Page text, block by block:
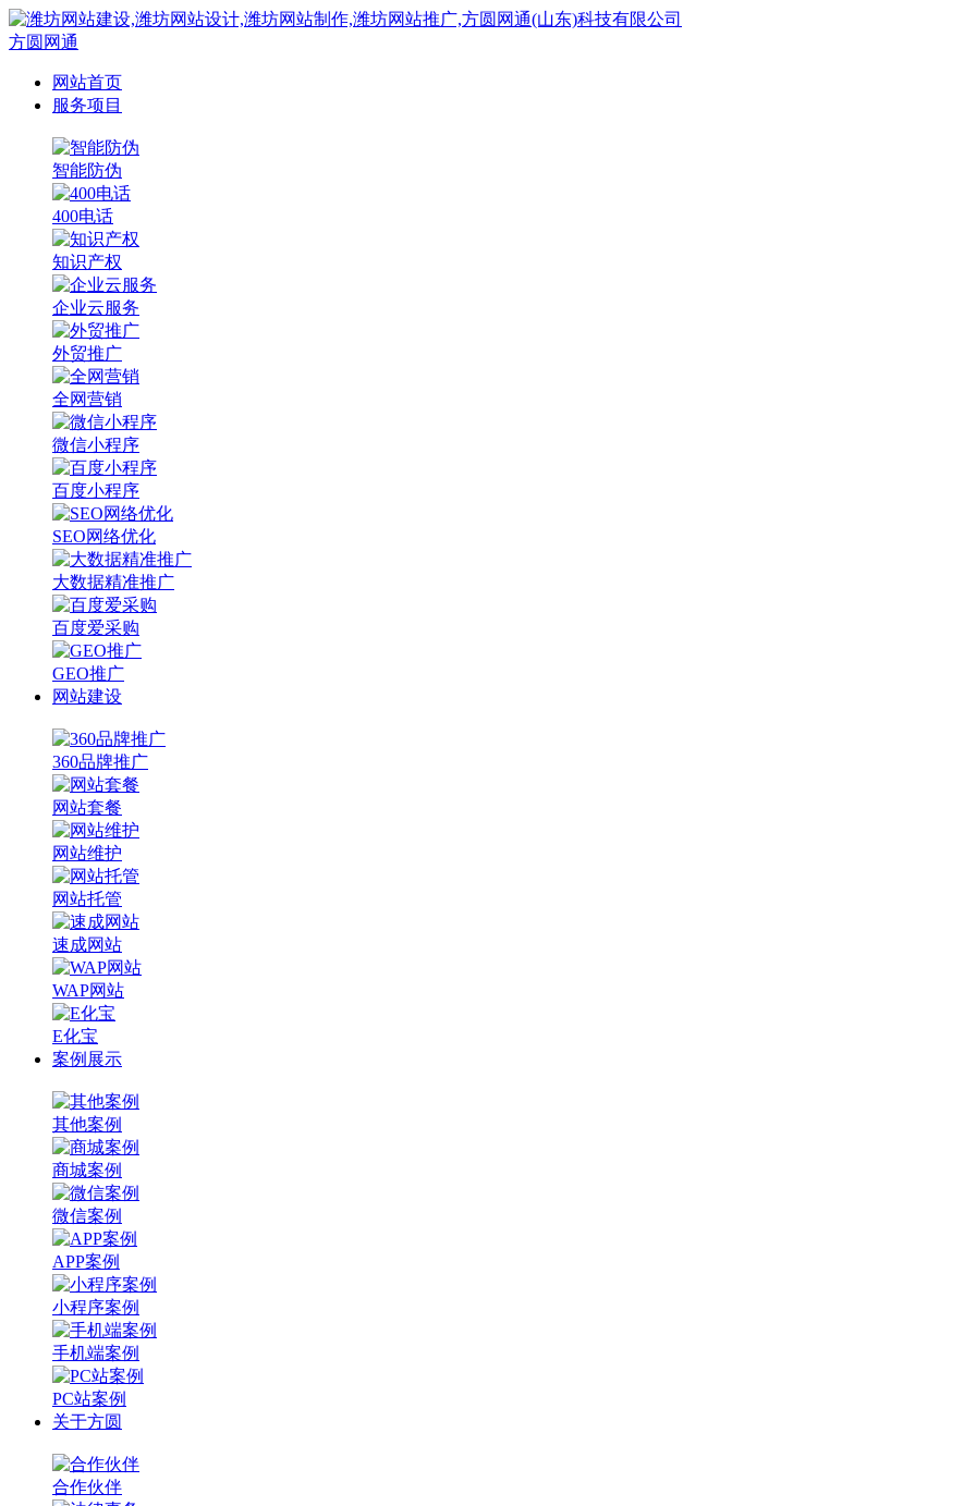
方圆网通
网站首页
服务项目
智能防伪
400电话
知识产权
企业云服务
外贸推广
全网营销
微信小程序
百度小程序
SEO网络优化
大数据精准推广
百度爱采购
GEO推广
网站建设
360品牌推广
网站套餐
网站维护
网站托管
速成网站
WAP网站
E化宝
案例展示
其他案例
商城案例
微信案例
APP案例
小程序案例
手机端案例
PC站案例
关于方圆
合作伙伴